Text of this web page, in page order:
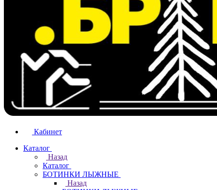
Кабинет
Каталог
Назад
Каталог
БОТИНКИ ЛЫЖНЫЕ
Назад